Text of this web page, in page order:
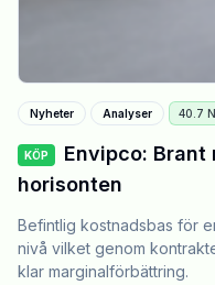
Nyheter Analyser 40.7
KÖP
Envipco:
horisonten
Befintlig kostnadsbas för
nivå vilket genom
klar marginalförbättring.